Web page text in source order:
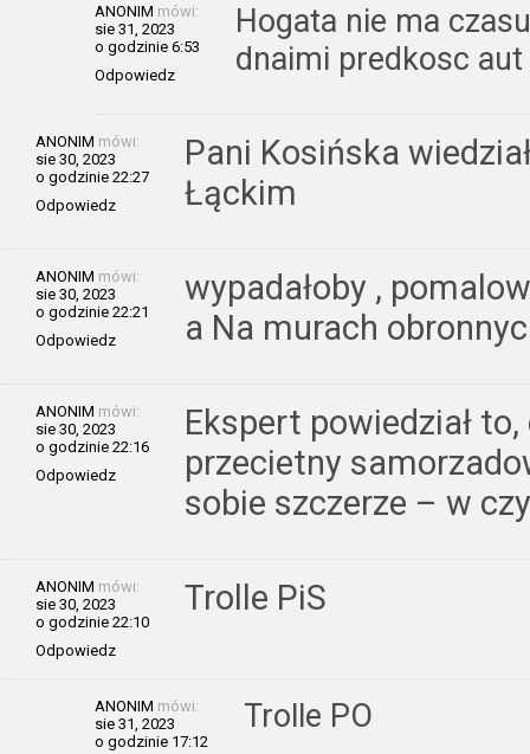
ANONIM mówi:
sie 31, 2023
o godzinie 6:53
Odpowiedz
Hogata nie ma
dnaimi predkosc aut
ANONIM mówi:
sie 30, 2023
o godzinie 22:27
Odpowiedz
Pani Kosińska
Łąckim
ANONIM mówi:
sie 30, 2023
o godzinie 22:21
Odpowiedz
wypadałoby ,
a Na murach
ANONIM mówi:
sie 30, 2023
o godzinie 22:16
Odpowiedz
Ekspert powiedział
przecietny
sobie szczerze – w
ANONIM mówi:
sie 30, 2023
o godzinie 22:10
Odpowiedz
Trolle PiS
ANONIM mówi:
sie 31, 2023
o godzinie 17:12
Trolle PO